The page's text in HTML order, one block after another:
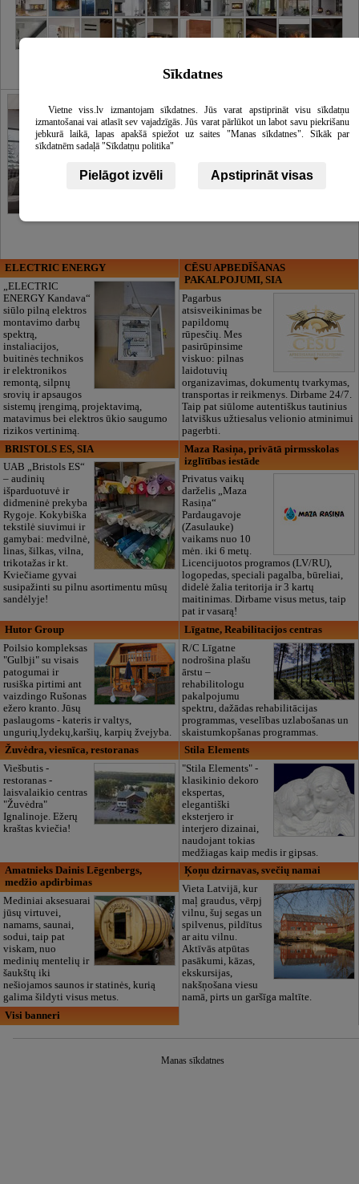
ELECTRIC ENERGY
„ELECTRIC
ENERGY Kandava“
siūlo pilną elektros
montavimo darbų
spektrą,
instaliacijos,
buitinės technikos
ir elektronikos
remontą, silpnų
srovių ir apsaugos
sistemų įrengimą, projektavimą,
matavimus bei elektros ūkio saugumo
rizikos vertinimą.
CĒSU APBEDĪŠANAS
PAKALPOJUMI, SIA
Pagarbus
atsisveikinimas be
papildomų
rūpesčių. Mes
pasirūpinsime
viskuo: pilnas
laidotuvių
organizavimas, dokumentų tvarkymas,
transportas ir reikmenys. Dirbame 24/7.
Taip pat siūlome autentiškus tautinius
latviškus užtiesalus velionio atminimui
pagerbti.
BRISTOLS ES, SIA
UAB „Bristols ES“
– audinių
išparduotuvė ir
didmeninė prekyba
Rygoje. Kokybiška
tekstilė siuvimui ir
gamybai: medvilnė,
linas, šilkas, vilna,
trikotažas ir kt.
Kviečiame gyvai
susipažinti su pilnu asortimentu mūsų
sandėlyje!
Maza Rasiņa, privātā pirmsskolas
izglītības iestāde
Privatus vaikų
darželis „Maza
Rasiņa“
Pardaugavoje
(Zasulauke)
vaikams nuo 10
mėn. iki 6 metų.
Licencijuotos programos (LV/RU),
logopedas, speciali pagalba, būreliai,
didelė žalia teritorija ir 3 kartų
maitinimas. Dirbame visus metus, taip
pat ir vasarą!
Hutor Group
Poilsio kompleksas
"Gulbji" su visais
patogumai ir
rusiška pirtimi ant
vaizdingo Rušonas
ežero kranto. Jūsų
paslaugoms - kateris ir valtys,
ungurių,lydekų,karšių, karpių žvejyba.
Līgatne, Reabilitacijos centras
R/C Līgatne
nodrošina plašu
ārstu –
rehabilitologu
pakalpojumu
spektru, dažādas rehabilitācijas
programmas, veselības uzlabošanas un
skaistumkopšanas programmas.
Žuvėdra, viesnīca, restoranas
Viešbutis -
restoranas -
laisvalaikio centras
"Žuvėdra"
Ignalinoje. Ežerų
kraštas kviečia!
Stila Elements
"Stila Elements" -
klasikinio dekoro
ekspertas,
elegantiški
eksterjero ir
interjero dizainai,
naudojant tokias
medžiagas kaip medis ir gipsas.
Amatnieks Dainis Lēgenbergs,
medžio apdirbimas
Mediniai aksesuarai
jūsų virtuvei,
namams, saunai,
sodui, taip pat
viskam, nuo
medinių mentelių ir
šaukštų iki
nešiojamos saunos ir statinės, kurią
galima šildyti visus metus.
Ķoņu dzirnavas, svečių namai
Vieta Latvijā, kur
maļ graudus, vērpj
vilnu, šuj segas un
spilvenus, pildītus
ar aitu vilnu.
Aktīvās atpūtas
pasākumi, kāzas,
ekskursijas,
nakšņošana viesu
namā, pirts un garšīga maltīte.
Visi banneri
Sīkdatnes
Vietne viss.lv izmantojam sīkdatnes. Jūs varat apstiprināt visu sīkdatņu
izmantošanai vai atlasīt sev vajadzīgās. Jūs varat pārlūkot un labot savu piekrišanu
jebkurā laikā, lapas apakšā spiežot uz saites "Manas sīkdatnes". Sīkāk par
sīkdatnēm sadaļā "Sīkdatņu politika"
Pielāgot izvēli Apstiprināt visas
Manas sīkdatnes